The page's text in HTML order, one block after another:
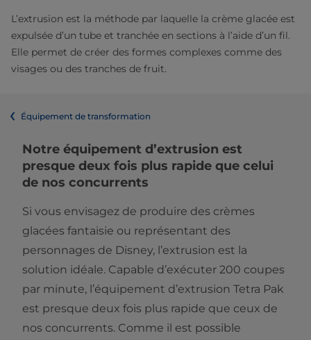
L’extrusion est la méthode par laquelle la crème glacée est
expulsée d’un tube et tranchée en sections à l’aide d’un fil.
Elle permet de créer des formes complexes comme des
visages ou des tranches de fruit.
Équipement de transformation
Notre équipement d’extrusion est
presque deux fois plus rapide que celui
de nos concurrents
Si vous envisagez de produire des crèmes
glacées fantaisie ou représentant des
personnages de Disney, l’extrusion est la
solution idéale. Capable d’exécuter 200 coupes
par minute, l’équipement d’extrusion Tetra Pak
est presque deux fois plus rapide que ceux de
nos concurrents. Comme il est possible